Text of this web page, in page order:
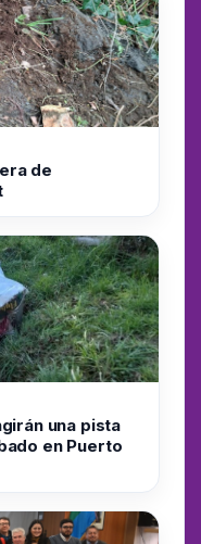
de
una pista
en Puerto